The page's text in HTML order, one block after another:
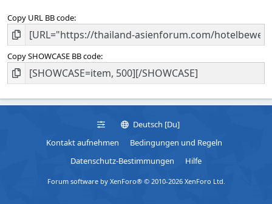
Copy URL BB code
Copy SHOWCASE BB code
Deutsch [Du]
Kontakt aufnehmen
Bedingungen und Regeln
Datenschutz-Bestimmungen
Hilfe
Forum software by XenForo® © 2010-2026 XenForo Ltd.